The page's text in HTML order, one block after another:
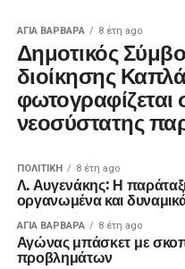
ΑΓΙΑ ΒΑΡΒΑΡΑ 8 έτη ago
Δημοτικός
διοίκησης
φωτογραφίζεται
νεοσύστατης
ΠΟΛΙΤΙΚΉ 8 έτη ago
Λ. Αυγενάκης: Η
οργανωμένα και
ΑΓΙΑ ΒΑΡΒΑΡΑ 8 έτη ago
Αγώνας μπάσκετ με
προβλημάτων